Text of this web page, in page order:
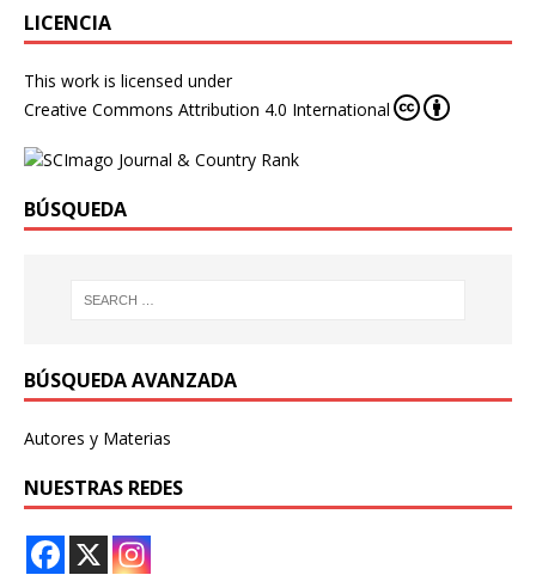
LICENCIA
This work is licensed under
Creative Commons Attribution 4.0 International
BÚSQUEDA
BÚSQUEDA AVANZADA
Autores y Materias
NUESTRAS REDES